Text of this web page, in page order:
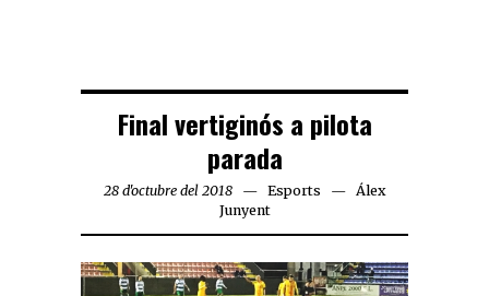
Final vertiginós a pilota
parada
28 d'octubre del 2018 Esports
Álex
Junyent